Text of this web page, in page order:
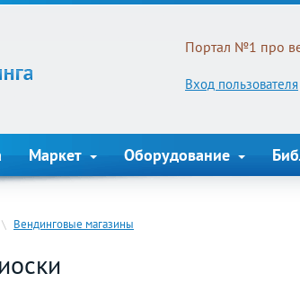
Портал №1 про
Вход пользователя
Маркет Оборудование
\ Вендинговые магазины